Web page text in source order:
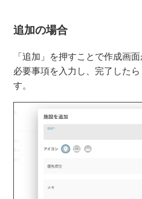
追加の場合
「追加」を押すことで作成画
必要事項を入力し、完了した
す。